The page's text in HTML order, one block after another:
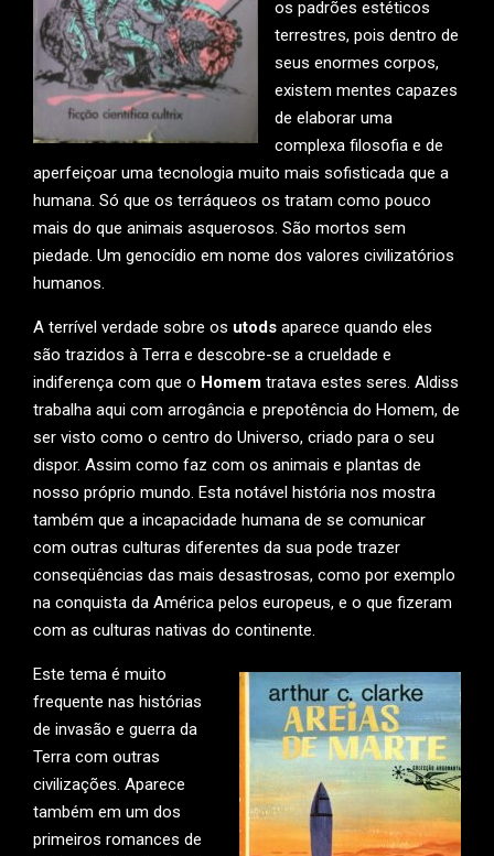
os padrões estéticos
terrestres, pois dentro de
seus enormes corpos,
existem mentes capazes
de elaborar uma
complexa filosofia e de
aperfeiçoar uma tecnologia muito mais sofisticada que a
humana. Só que os terráqueos os tratam como pouco
mais do que animais asquerosos. São mortos sem
piedade. Um genocídio em nome dos valores civilizatórios
humanos.
A terrível verdade sobre os utods aparece quando eles
são trazidos à Terra e descobre-se a crueldade e
indiferença com que o Homem tratava estes seres. Aldiss
trabalha aqui com arrogância e prepotência do Homem, de
ser visto como o centro do Universo, criado para o seu
dispor. Assim como faz com os animais e plantas de
nosso próprio mundo. Esta notável história nos mostra
também que a incapacidade humana de se comunicar
com outras culturas diferentes da sua pode trazer
conseqüências das mais desastrosas, como por exemplo
na conquista da América pelos europeus, e o que fizeram
com as culturas nativas do continente.
Este tema é muito
frequente nas histórias
de invasão e guerra da
Terra com outras
civilizações. Aparece
também em um dos
primeiros romances de